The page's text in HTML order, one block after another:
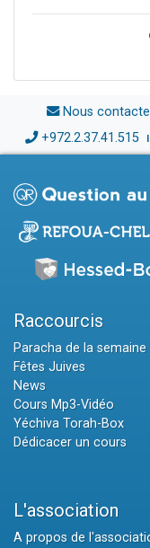
Nous
+972.2.37.41.515
Raccourcis
Paracha de la semaine
Fêtes Juives
News
Cours Mp3-Vidéo
Yéchiva Torah-Box
Dédicacer un cours
L'association
A propos de